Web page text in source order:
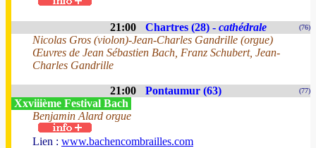
21:00 Chartres (28) - cathédrale (76)
Nicolas Gros (violon)-Jean-Charles Gandrille (orgue)
Œuvres de Jean Sébastien Bach, Franz Schubert, Jean-
Charles Gandrille
21:00 Pontaumur (63) (77)
Xxviiième Festival Bach
Benjamin Alard orgue
Lien : www.bachencombrailles.com